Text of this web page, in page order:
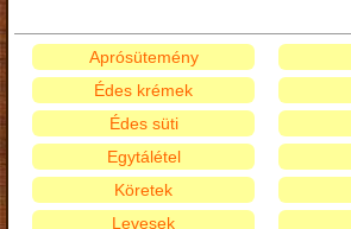
Aprósütemény
Édes krémek
Édes süti
Egytálétel
Köretek
Levesek